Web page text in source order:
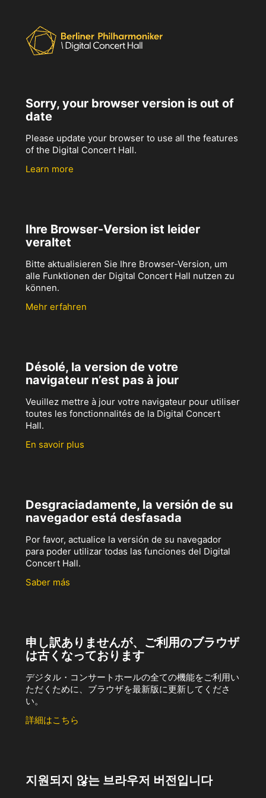
Sorry, your browser version is out of
date
Please update your browser to use all the features
of the Digital Concert Hall.
Learn more
Ihre Browser-Version ist leider
veraltet
Bitte aktualisieren Sie Ihre Browser-Version, um
alle Funktionen der Digital Concert Hall nutzen zu
können.
Mehr erfahren
Désolé, la version de votre
navigateur n’est pas à jour
Veuillez mettre à jour votre navigateur pour utiliser
toutes les fonctionnalités de la Digital Concert
Hall.
En savoir plus
Desgraciadamente, la versión de su
navegador está desfasada
Por favor, actualice la versión de su navegador
para poder utilizar todas las funciones del Digital
Concert Hall.
Saber más
申し訳ありませんが、ご利用のブラウザ
は古くなっております
デジタル・コンサートホールの全ての機能をご利用い
ただくために、ブラウザを最新版に更新してくださ
い。
詳細はこちら
지원되지 않는 브라우저 버전입니다